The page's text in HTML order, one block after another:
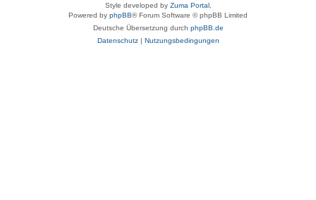
Style developed by Zuma Portal,
Powered by phpBB® Forum Software © phpBB Limited
Deutsche Übersetzung durch phpBB.de
Datenschutz| Nutzungsbedingungen